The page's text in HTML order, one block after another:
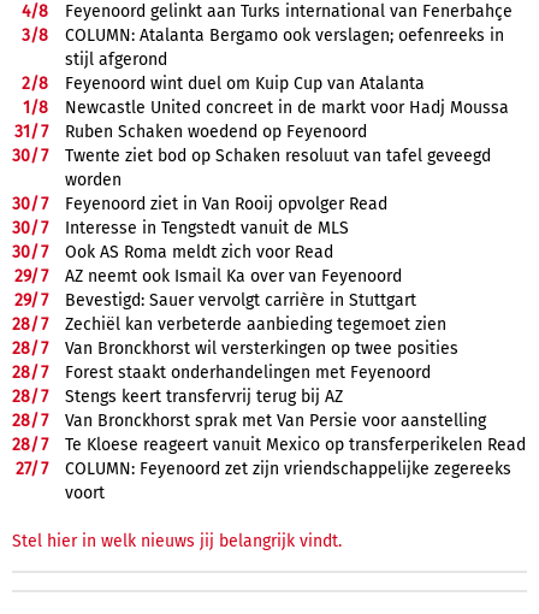
4/8
Feyenoord gelinkt aan Turks international van Fenerbahçe
3/8
COLUMN: Atalanta Bergamo ook verslagen; oefenreeks in
stijl afgerond
2/8
Feyenoord wint duel om Kuip Cup van Atalanta
1/8
Newcastle United concreet in de markt voor Hadj Moussa
31/7
Ruben Schaken woedend op Feyenoord
30/7
Twente ziet bod op Schaken resoluut van tafel geveegd
worden
30/7
Feyenoord ziet in Van Rooij opvolger Read
30/7
Interesse in Tengstedt vanuit de MLS
30/7
Ook AS Roma meldt zich voor Read
29/7
AZ neemt ook Ismail Ka over van Feyenoord
29/7
Bevestigd: Sauer vervolgt carrière in Stuttgart
28/7
Zechiël kan verbeterde aanbieding tegemoet zien
28/7
Van Bronckhorst wil versterkingen op twee posities
28/7
Forest staakt onderhandelingen met Feyenoord
28/7
Stengs keert transfervrij terug bij AZ
28/7
Van Bronckhorst sprak met Van Persie voor aanstelling
28/7
Te Kloese reageert vanuit Mexico op transferperikelen Read
27/7
COLUMN: Feyenoord zet zijn vriendschappelijke zegereeks
voort
Stel hier in welk nieuws jij belangrijk vindt.